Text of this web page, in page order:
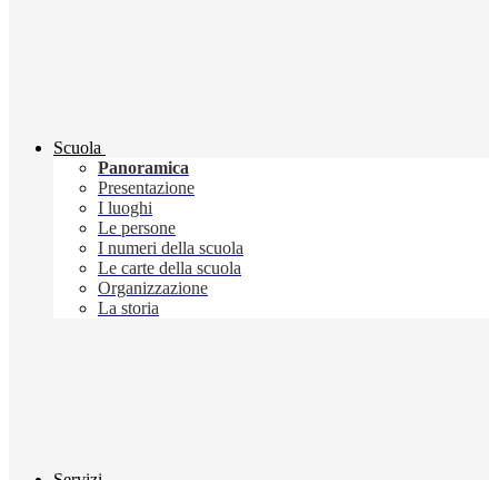
Scuola
Panoramica
Presentazione
I luoghi
Le persone
I numeri della scuola
Le carte della scuola
Organizzazione
La storia